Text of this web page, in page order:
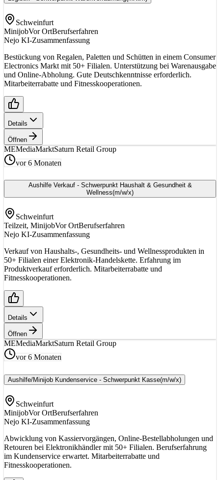
Schweinfurt
MinijobVor OrtBerufserfahren
Nejo KI-Zusammenfassung
Bestückung von Regalen, Paletten und Schütten in einem Consumer
Electronics Markt mit 50+ Filialen. Unterstützung bei Warenausgabe
und Online-Abholung. Gute Deutschkenntnisse erforderlich.
Mitarbeiterrabatte und Fitnesskooperationen.
Details
Öffnen
MEMediaMarktSaturn Retail Group
vor 6 Monaten
Aushilfe Verkauf - Schwerpunkt Haushalt & Gesundheit &
Wellness(m/w/x)
Schweinfurt
Teilzeit, MinijobVor OrtBerufserfahren
Nejo KI-Zusammenfassung
Verkauf von Haushalts-, Gesundheits- und Wellnessprodukten in
50+ Filialen einer Elektronik-Handelskette. Erfahrung im
Produktverkauf erforderlich. Mitarbeiterrabatte und
Fitnesskooperationen.
Details
Öffnen
MEMediaMarktSaturn Retail Group
vor 6 Monaten
Aushilfe/Minijob Kundenservice - Schwerpunkt Kasse(m/w/x)
Schweinfurt
MinijobVor OrtBerufserfahren
Nejo KI-Zusammenfassung
Abwicklung von Kassiervorgängen, Online-Bestellabholungen und
Retouren bei Elektronikhändler mit 50+ Filialen. Berufserfahrung
im Kundenservice erwartet. Mitarbeiterrabatte und
Fitnesskooperationen.